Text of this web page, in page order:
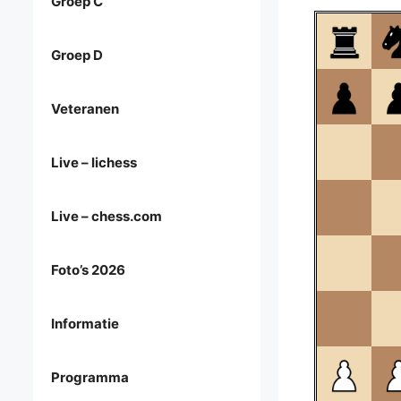
Groep D
Veteranen
Live – lichess
Live – chess.com
Foto’s 2026
Informatie
Programma